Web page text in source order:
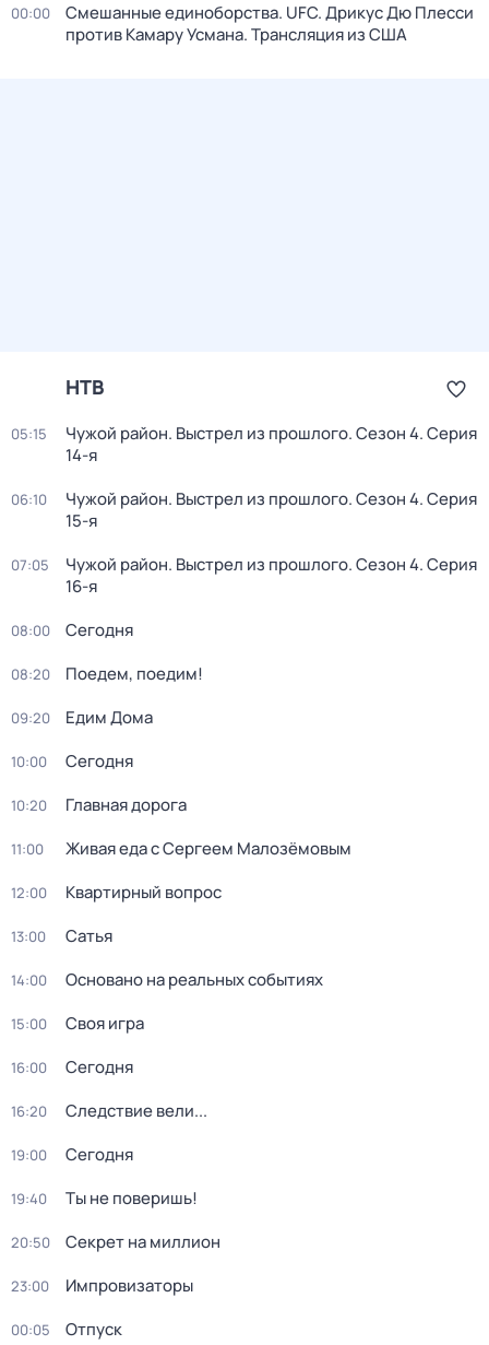
00:00
Смешанные единоборства. UFC. Дрикус Дю Плесси
против Камару Усмана. Трансляция из США
НТВ
05:15 Чужой район. Выстрел из прошлого. Сезон 4. Серия
14-я
06:10 Чужой район. Выстрел из прошлого. Сезон 4. Серия
15-я
07:05 Чужой район. Выстрел из прошлого. Сезон 4. Серия
16-я
08:00 Сегодня
08:20 Поедем, поедим!
09:20 Едим Дома
10:00 Сегодня
10:20 Главная дорога
11:00 Живая еда с Сергеем Малозёмовым
12:00 Квартирный вопрос
13:00 Сатья
14:00 Основано на реальных событиях
15:00 Своя игра
16:00 Сегодня
16:20 Следствие вели...
19:00 Сегодня
19:40 Ты не поверишь!
20:50 Секрет на миллион
23:00 Импровизаторы
00:05 Отпуск